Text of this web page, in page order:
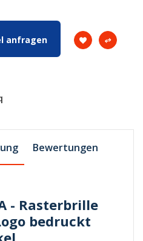
anfragen
Bewertungen
- Rasterbrille
bedruckt